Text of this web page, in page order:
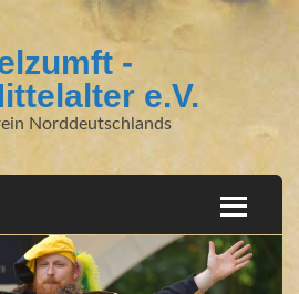
-
e.V.
Norddeutschlands